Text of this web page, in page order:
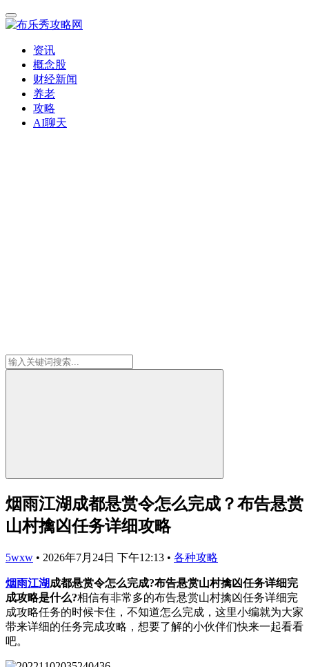
资讯
概念股
财经新闻
养老
攻略
AI聊天
烟雨江湖成都悬赏令怎么完成？布告悬赏
山村擒凶任务详细攻略
5wxw • 2026年7月24日 下午12:13 • 各种攻略
烟雨江湖成都悬赏令怎么完成?布告悬赏山村擒凶任务详细完
成攻略是什么?相信有非常多的布告悬赏山村擒凶任务详细完
成攻略任务的时候卡住，不知道怎么完成，这里小编就为大家
带来详细的任务完成攻略，想要了解的小伙伴们快来一起看看
吧。